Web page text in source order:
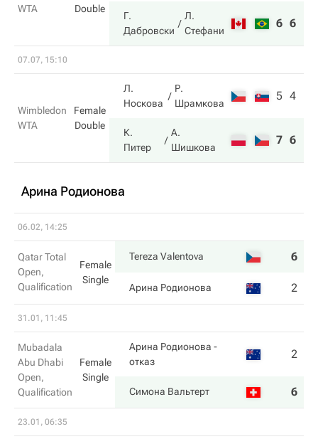
WTA
Double
Г.
Дабровски
Л.
Стефани
6 6
07.07, 15:10
Wimbledon
WTA
Female
Double
Л.
Носкова
Р.
Шрамкова
5 4
К.
Питер
А.
Шишкова
7 6
Арина Родионова
06.02, 14:25
Qatar Total
Open,
Qualification
Female
Single
Tereza Valentova 6
Арина Родионова 2
31.01, 11:45
Mubadala
Abu Dhabi
Open,
Qualification
Female
Single
Арина Родионова -
отказ
2
Симона Вальтерт 6
23.01, 06:35